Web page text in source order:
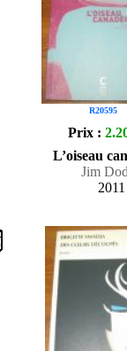
R20595
Prix :
L’oiseau
Jim
2011